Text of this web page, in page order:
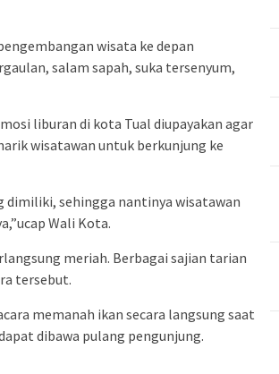
wisata ke depan
salam sapah, suka tersenyum,
liburan di kota Tual diupayakan agar
wisatawan untuk berkunjung ke
dimiliki, sehingga nantinya wisatawan
Wali Kota.
meriah. Berbagai sajian tarian
tersebut.
memanah ikan secara langsung saat
dibawa pulang pengunjung.